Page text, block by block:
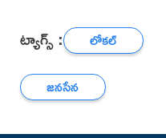
ట్యాగ్స్ : లోకల్
జనసేన